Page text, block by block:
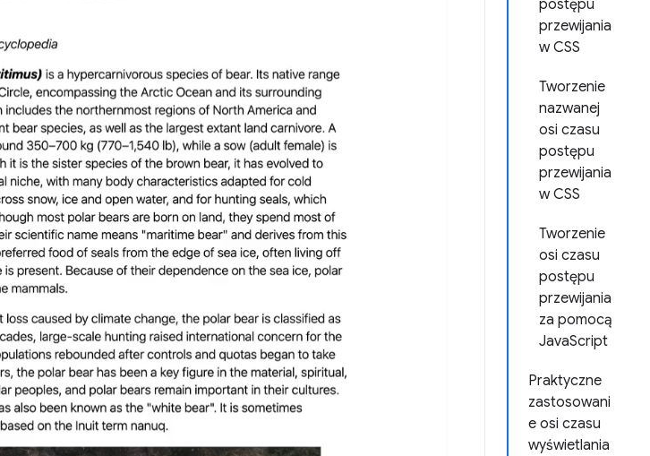
postępu
przewijania
w CSS
Tworzenie
nazwanej
osi czasu
postępu
przewijania
w CSS
Tworzenie
osi czasu
postępu
przewijania
za pomocą
JavaScript
Praktyczne
zastosowani
e osi czasu
wyświetlania